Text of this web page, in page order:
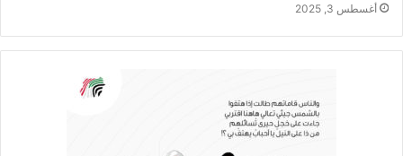
أغسطس 3, 2025